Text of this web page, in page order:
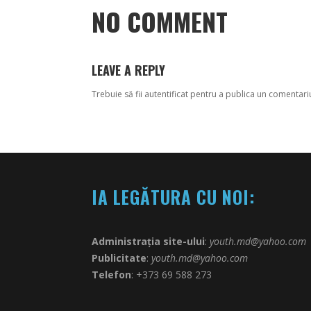
NO COMMENT
LEAVE A REPLY
Trebuie să fii autentificat pentru a publica un
IA LEGĂTURA CU NOI:
Administrația site-ului: youth.md@yahoo.com
Publicitate: youth.md@yahoo.com
Telefon: +373 69 588 273